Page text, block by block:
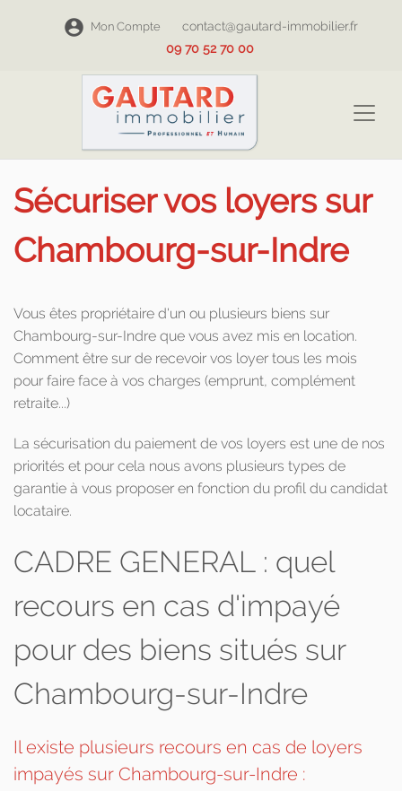
Mon Compte
contact@gautard-immobilier.fr
09 70 52 70 00
Sécuriser vos loyers sur
Chambourg-sur-Indre
Vous êtes propriétaire d'un ou plusieurs biens sur
Chambourg-sur-Indre que vous avez mis en location.
Comment être sur de recevoir vos loyer tous les mois
pour faire face à vos charges (emprunt, complément
retraite...)
La sécurisation du paiement de vos loyers est une de nos
priorités et pour cela nous avons plusieurs types de
garantie à vous proposer en fonction du profil du candidat
locataire.
CADRE GENERAL : quel
recours en cas d'impayé
pour des biens situés sur
Chambourg-sur-Indre
Il existe plusieurs recours en cas de loyers
impayés sur Chambourg-sur-Indre :